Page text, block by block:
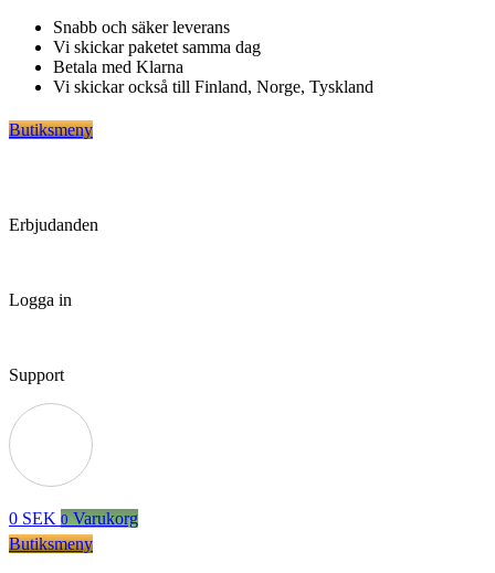
Hoppa
innehåll
Snabb och säker leverans
Vi skickar paketet samma dag
Betala med Klarna
Vi skickar också till Finland, Norge, Tyskland
Butiksmeny
Erbjudanden
Logga in
Support
0 SEK 0 Varukorg
Butiksmeny